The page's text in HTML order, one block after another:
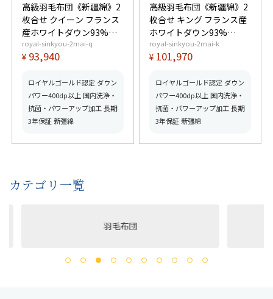
高級羽毛布団《新疆綿》2
枚合せ クイーン フランス
産ホワイトダウン93%
(400dp以上) 合掛1.3kg、
薄掛0.6kg 【5つ星ロイヤ
ドふとんマーク取得】
royal-sinkyou-2mai-q
¥ 93,940
ロイヤルゴールド認定 ダウン
パワー400dp以上 国内洗浄・
抗菌・パワーアップ加工 長期
3年保証 新彊綿
高級羽毛布団《新疆綿》2
枚合せ キング フランス産
ホワイトダウン93%
(400dp以上) 合掛1.4kg、
薄掛0.65kg 【5つ星ロイ
ッドふとんマーク取得】
royal-sinkyou-2mai-k
¥ 101,970
ロイヤルゴールド認定 ダウン
パワー400dp以上 国内洗浄・
抗菌・パワーアップ加工 長期
3年保証 新彊綿
カテゴリ一覧
羽毛布団